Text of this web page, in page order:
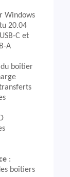
Windows
20.04
C et
A
boîtier
transferts
:
boîtiers